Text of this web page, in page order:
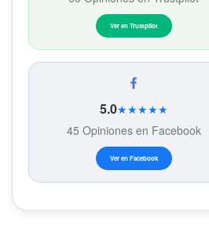
Ver en Trustpilot
5.0★★★★★
45 Opiniones en Facebook
Ver en Facebook